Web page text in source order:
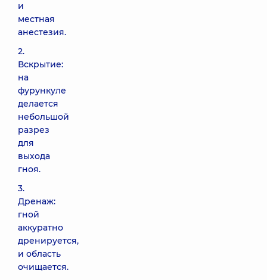
и
местная
анестезия.
2.
Вскрытие:
на
фурункуле
делается
небольшой
разрез
для
выхода
гноя.
3.
Дренаж:
гной
аккуратно
дренируется,
и область
очищается.